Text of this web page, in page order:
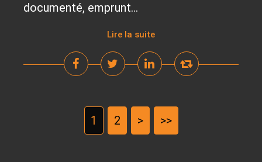
documenté, emprunt...
Lire la suite
1 2 > >>